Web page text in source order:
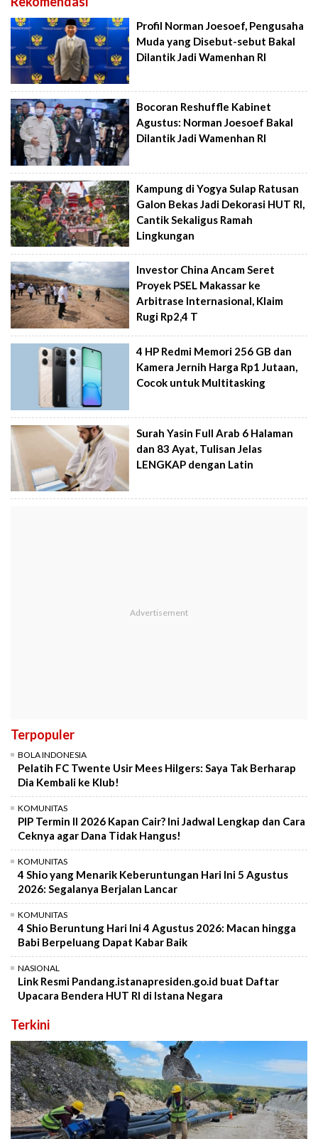
Profil Norman Joesoef, Pengusaha
Muda yang Disebut-sebut Bakal
Dilantik Jadi Wamenhan RI
Bocoran Reshuffle Kabinet
Agustus: Norman Joesoef Bakal
Dilantik Jadi Wamenhan RI
Kampung di Yogya Sulap Ratusan
Galon Bekas Jadi Dekorasi HUT RI,
Cantik Sekaligus Ramah
Lingkungan
Investor China Ancam Seret
Proyek PSEL Makassar ke
Arbitrase Internasional, Klaim
Rugi Rp2,4 T
4 HP Redmi Memori 256 GB dan
Kamera Jernih Harga Rp1 Jutaan,
Cocok untuk Multitasking
Surah Yasin Full Arab 6 Halaman
dan 83 Ayat, Tulisan Jelas
LENGKAP dengan Latin
Terpopuler
BOLA INDONESIA
Pelatih FC Twente Usir Mees Hilgers: Saya Tak Berharap
Dia Kembali ke Klub!
KOMUNITAS
PIP Termin II 2026 Kapan Cair? Ini Jadwal Lengkap dan Cara
Ceknya agar Dana Tidak Hangus!
KOMUNITAS
4 Shio yang Menarik Keberuntungan Hari Ini 5 Agustus
2026: Segalanya Berjalan Lancar
KOMUNITAS
4 Shio Beruntung Hari Ini 4 Agustus 2026: Macan hingga
Babi Berpeluang Dapat Kabar Baik
NASIONAL
Link Resmi Pandang.istanapresiden.go.id buat Daftar
Upacara Bendera HUT RI di Istana Negara
Terkini